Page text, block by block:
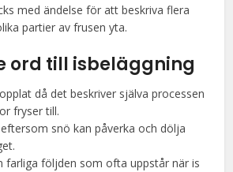
med ändelse för att beskriva flera
partier av frusen yta.
ord till isbeläggning
då det beskriver själva processen
fryser till.
snö kan påverka och dölja
farliga följden som ofta uppstår när is